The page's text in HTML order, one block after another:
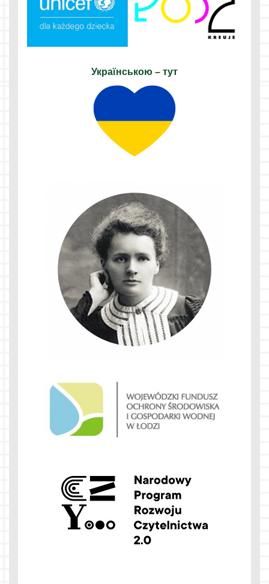
Українською – тут